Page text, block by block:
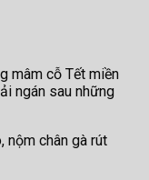
mâm cỗ Tết miền
ngán sau những
nộm chân gà rút